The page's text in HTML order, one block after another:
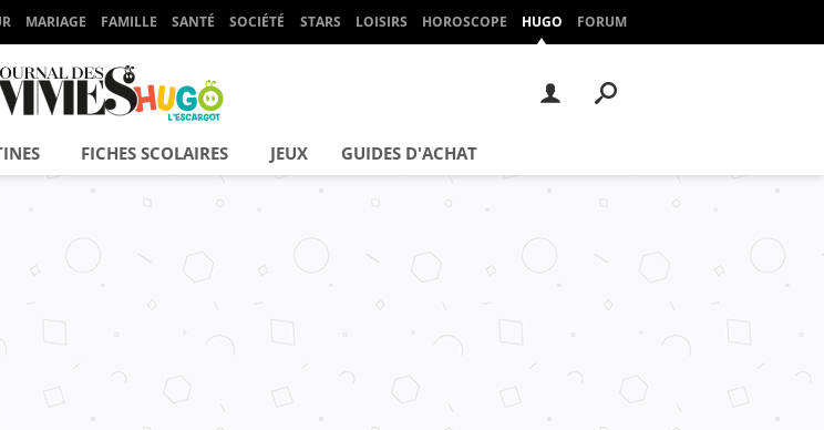
MARIAGE FAMILLE SANTÉ SOCIÉTÉ STARS LOISIRS HOROSCOPE HUGO FORUM
FICHES SCOLAIRES JEUX GUIDES D'ACHAT